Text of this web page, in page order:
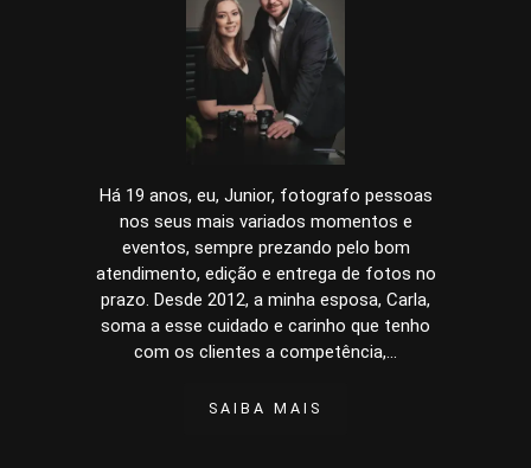
Há 19 anos, eu, Junior, fotografo pessoas
nos seus mais variados momentos e
eventos, sempre prezando pelo bom
atendimento, edição e entrega de fotos no
prazo. Desde 2012, a minha esposa, Carla,
soma a esse cuidado e carinho que tenho
com os clientes a competência,...
SAIBA MAIS